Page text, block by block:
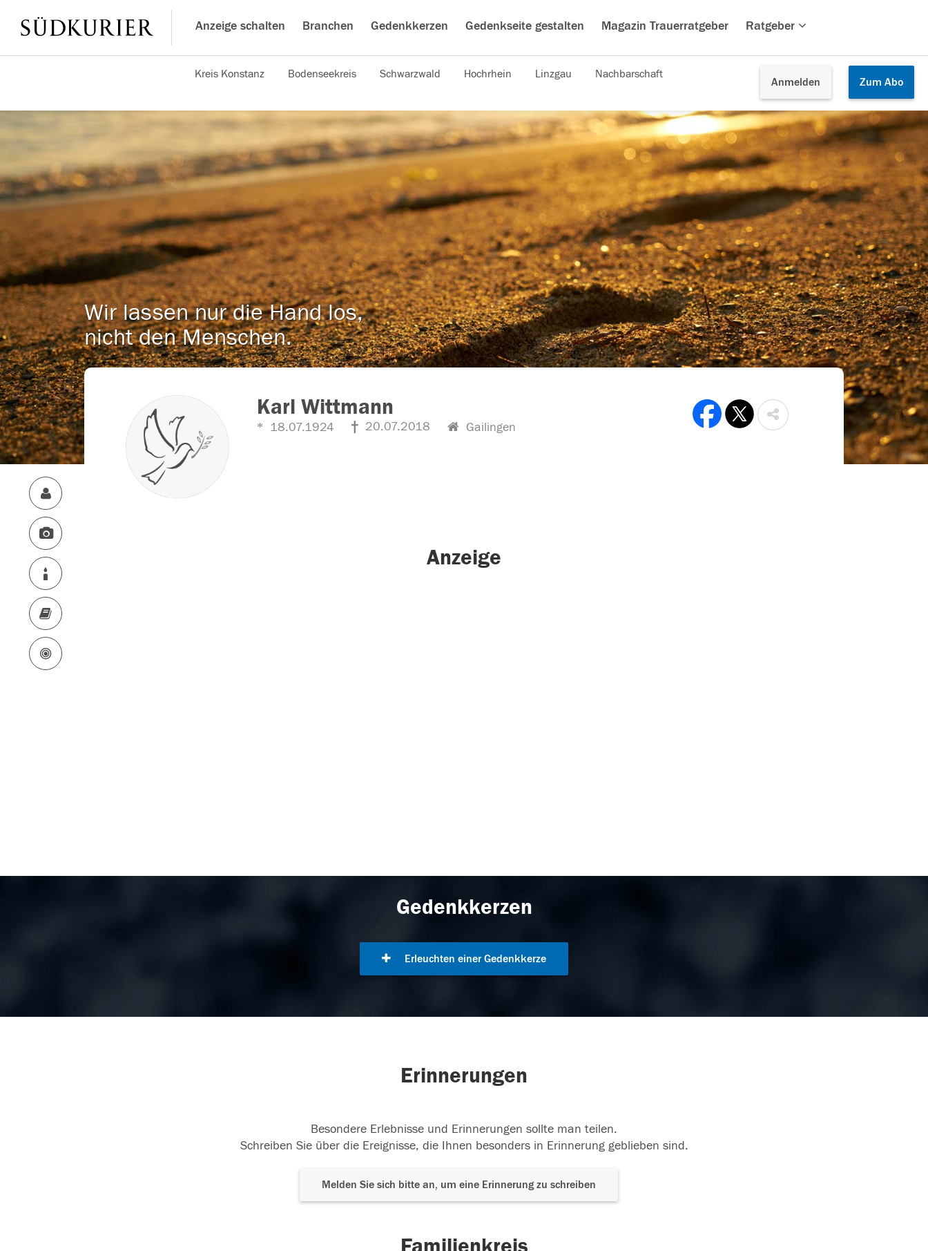
Anzeige schalten Branchen Gedenkkerzen Gedenkseite gestalten Magazin Trauerratgeber Ratgeber
Anmelden Zum Abo
Kreis Konstanz Bodenseekreis Schwarzwald Hochrhein Linzgau Nachbarschaft
Wir lassen nur die Hand los,
nicht den Menschen.
Karl Wittmann
18.07.1924 20.07.2018 Gailingen
Anzeige
Gedenkkerzen
Erleuchten einer Gedenkkerze
Erinnerungen
Besondere Erlebnisse und Erinnerungen sollte man teilen.
Schreiben Sie über die Ereignisse, die Ihnen besonders in Erinnerung geblieben sind.
Melden Sie sich bitte an, um eine Erinnerung zu schreiben